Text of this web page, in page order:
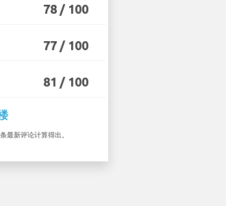
78 / 100
77 / 100
81 / 100
最新评论计算得出。